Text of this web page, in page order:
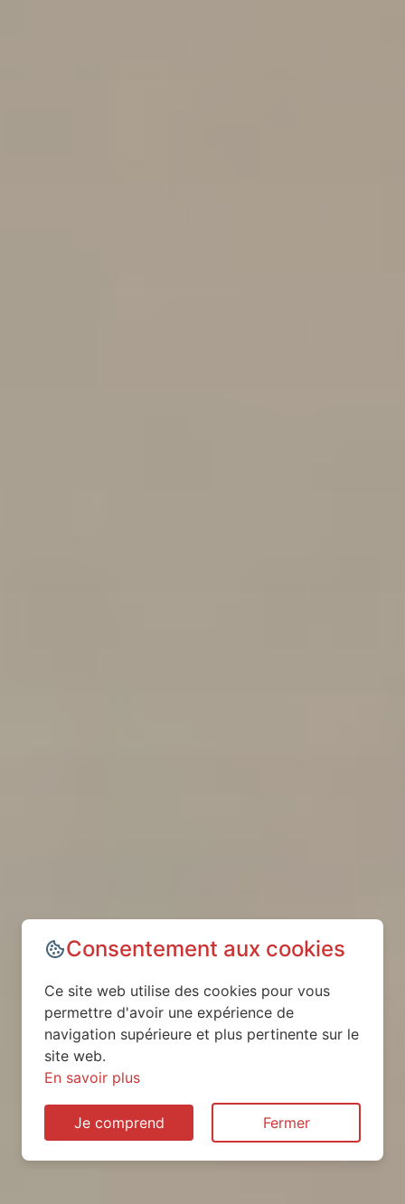
Consentement aux cookies
Ce site web utilise des cookies pour vous
permettre d'avoir une expérience de
navigation supérieure et plus pertinente sur le
site web.
En savoir plus
Je comprend Fermer